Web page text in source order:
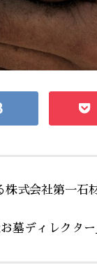
式会社第一石
墓ディレクター